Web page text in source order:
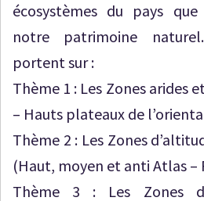
écosystèmes du pays
notre patrimoine
portent sur :
Thème 1 : Les Zones arides
– Hauts plateaux de
Thème 2 : Les Zones
(Haut, moyen et anti Atlas –
Thème 3 : Les Zones